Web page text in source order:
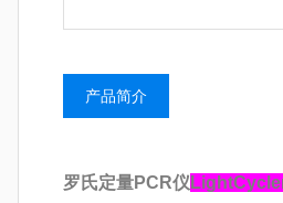
产品简介
罗氏定量PCR仪